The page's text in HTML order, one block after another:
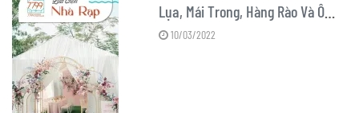
Lụa, Mái Trong, Hàng Rào Và Ô
Lệch Tâm
10/03/2022